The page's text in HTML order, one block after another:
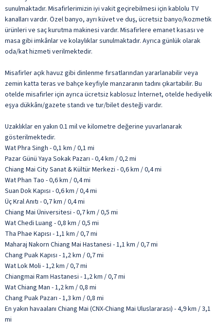
sunulmaktadır. Misafirlerimizin iyi vakit geçirebilmesi için kablolu TV
kanalları vardır. Özel banyo, ayrı küvet ve duş, ücretsiz banyo/kozmetik
ürünleri ve saç kurutma makinesi vardır. Misafirlere emanet kasası ve
masa gibi imkânlar ve kolaylıklar sunulmaktadır. Ayrıca günlük olarak
oda/kat hizmeti verilmektedir.
Misafirler açık havuz gibi dinlenme fırsatlarından yararlanabilir veya
zemin katta teras ve bahçe keyfiyle manzaranın tadını çıkartabilir. Bu
otelde misafirler için ayrıca ücretsiz kablosuz İnternet, otelde hediyelik
eşya dükkânı/gazete standı ve tur/bilet desteği vardır.
Uzaklıklar en yakın 0.1 mil ve kilometre değerine yuvarlanarak
gösterilmektedir.
Wat Phra Singh - 0,1 km / 0,1 mi
Pazar Günü Yaya Sokak Pazarı - 0,4 km / 0,2 mi
Chiang Mai City Sanat & Kültür Merkezi - 0,6 km / 0,4 mi
Wat Phan Tao - 0,6 km / 0,4 mi
Suan Dok Kapısı - 0,6 km / 0,4 mi
Üç Kral Anıtı - 0,7 km / 0,4 mi
Chiang Mai Üniversitesi - 0,7 km / 0,5 mi
Wat Chedi Luang - 0,8 km / 0,5 mi
Tha Phae Kapısı - 1,1 km / 0,7 mi
Maharaj Nakorn Chiang Mai Hastanesi - 1,1 km / 0,7 mi
Chang Puak Kapısı - 1,2 km / 0,7 mi
Wat Lok Moli - 1,2 km / 0,7 mi
Chiangmai Ram Hastanesi - 1,2 km / 0,7 mi
Wat Chiang Man - 1,2 km / 0,8 mi
Chang Puak Pazarı - 1,3 km / 0,8 mi
En yakın havaalanı Chiang Mai (CNX-Chiang Mai Uluslararası) - 4,9 km / 3,1
mi